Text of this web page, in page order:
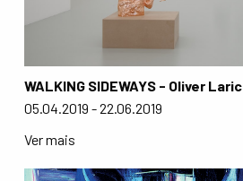
WALKING SIDEWAYS - Oliver Laric
05.04.2019 - 22.06.2019
Ver mais